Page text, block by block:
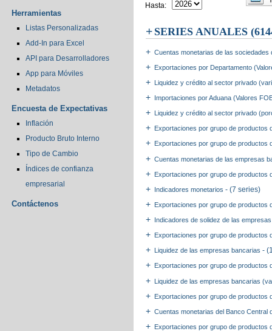
Herramientas
Listas Personalizadas
Add-In para Excel
API para Desarrolladores
App para Móviles
Metadatos
Encuesta de Expectativas
Inflación
Producto Bruto Interno
Tipo de Cambio
Índices de confianza
empresarial
Contáctenos
Hasta:
SERIES ANUALES
Cuentas monetarias de las sociedades
Exportaciones por Departamento
Liquidez y crédito al sector privado
Importaciones por Aduana (Valores
Liquidez y crédito al sector privado
Exportaciones por grupo de productos
Exportaciones por grupo de productos
Cuentas monetarias de las empresas
Exportaciones por grupo de productos
Indicadores monetarios - (7 series)
Exportaciones por grupo de productos
Indicadores de solidez de las
Exportaciones por grupo de productos
Liquidez de las empresas bancarias -
Exportaciones por grupo de productos
Liquidez de las empresas bancarias
Exportaciones por grupo de productos
Cuentas monetarias del Banco Central
Exportaciones por grupo de productos